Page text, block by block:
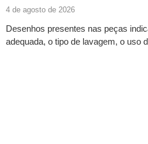
4 de agosto de 2026
Desenhos presentes nas peças
adequada, o tipo de lavagem, o uso